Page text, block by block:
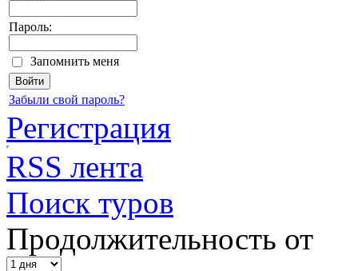
Пароль:
Запомнить меня
Забыли свой пароль?
Регистрация
RSS лента
Поиск туров
Продолжительность от